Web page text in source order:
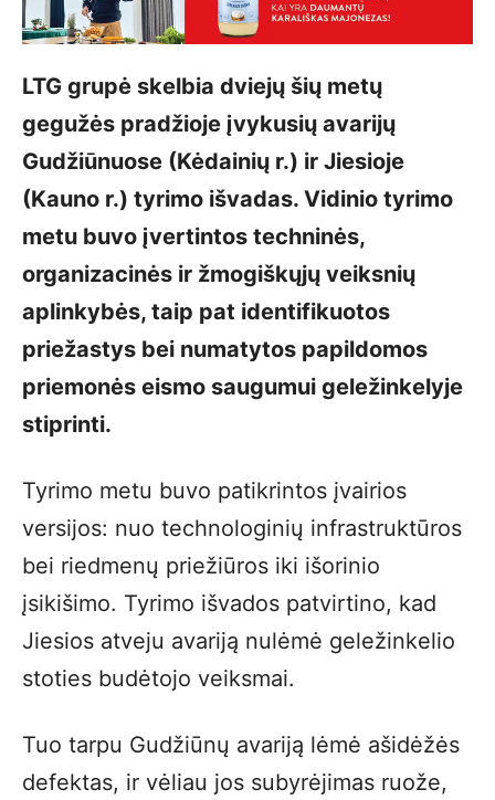
LTG grupė skelbia dviejų šių metų
gegužės pradžioje įvykusių avarijų
Gudžiūnuose (Kėdainių r.) ir Jiesioje
(Kauno r.) tyrimo išvadas. Vidinio tyrimo
metu buvo įvertintos techninės,
organizacinės ir žmogiškųjų veiksnių
aplinkybės, taip pat identifikuotos
priežastys bei numatytos papildomos
priemonės eismo saugumui geležinkelyje
stiprinti.
Tyrimo metu buvo patikrintos įvairios
versijos: nuo technologinių infrastruktūros
bei riedmenų priežiūros iki išorinio
įsikišimo. Tyrimo išvados patvirtino, kad
Jiesios atveju avariją nulėmė geležinkelio
stoties budėtojo veiksmai.
Tuo tarpu Gudžiūnų avariją lėmė ašidėžės
defektas, ir vėliau jos subyrėjimas ruože,